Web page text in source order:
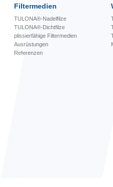
Filtermedien
TULONA®-Nadelfilze
TULONA®-Dichtfilze
plissierfähige Filtermedien
Ausrüstungen
Referenzen